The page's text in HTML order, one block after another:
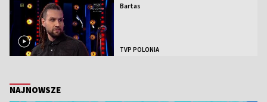
Bartas
TVP POLONIA
NAJNOWSZE